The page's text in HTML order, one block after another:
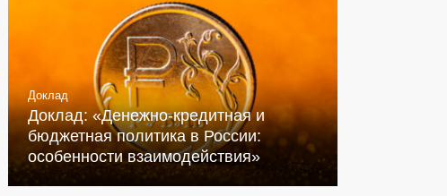
Доклад
Доклад: «Денежно-кредитная и
бюджетная политика в России:
особенности взаимодействия»